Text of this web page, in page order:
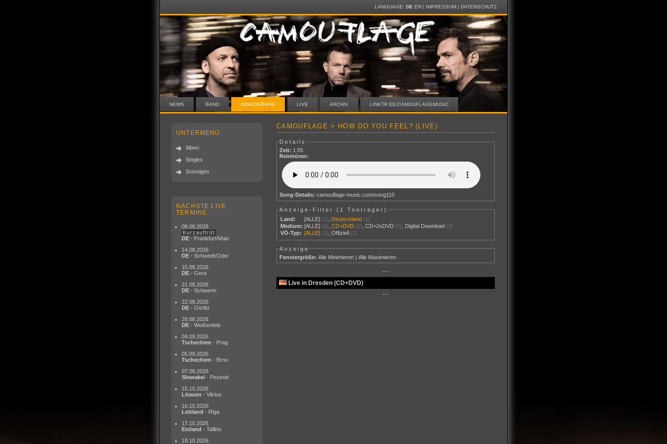
LANGUAGE: DE EN| IMPRESSUM| DATENSCHUTZ
NEWS BAND DISKOGRAFIE LIVE ARCHIV LINKTR.EE/CAMOUFLAGEMUSIC
UNTERMENÜ
Alben
Singles
Sonstiges
NÄCHSTE LIVE
TERMINE
08.08.2026
Kurzauftritt
DE - Frankfurt/Main
14.08.2026
DE - Schwedt/Oder
15.08.2026
DE - Gera
21.08.2026
DE - Schwerin
22.08.2026
DE - Görlitz
28.08.2026
DE - Weißenfels
04.09.2026
Tschechien - Prag
05.09.2026
Tschechien - Brno
07.09.2026
Slowakei - Pezinok
15.10.2026
Litauen - Vilnius
16.10.2026
Lettland - Riga
17.10.2026
Estland - Tallinn
18.10.2026
CAMOUFLAGE > HOW DO YOU FEEL? (LIVE)
Details
Zeit: 1:55
Reinhören:
Song-Details: camouflage-music.com/song110
Anzeige-Filter ( 1 Tonträger)
Land:
[ALLE] (1) Deutschland (1)
Medium: [ALLE] (5) ,CD+DVD (1) ,CD+2xDVD (1) Digital Download (3)
VÖ-Typ: [ALLE] (1) ,Offiziell (1)
Anzeige
Fenstergröße: Alle Minimieren |Alle Maximieren
···
Live in Dresden (CD+DVD)
···